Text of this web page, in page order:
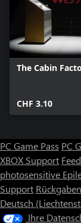
The Cabin
CHF 3.10
PC Game Pass PC
XBOX Support
photosensitive
Support Rückgaben
Deutsch
Ihre